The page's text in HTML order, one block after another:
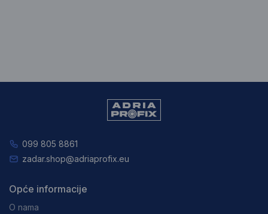
099 805 8861
zadar.shop@adriaprofix.eu
Opće informacije
O nama